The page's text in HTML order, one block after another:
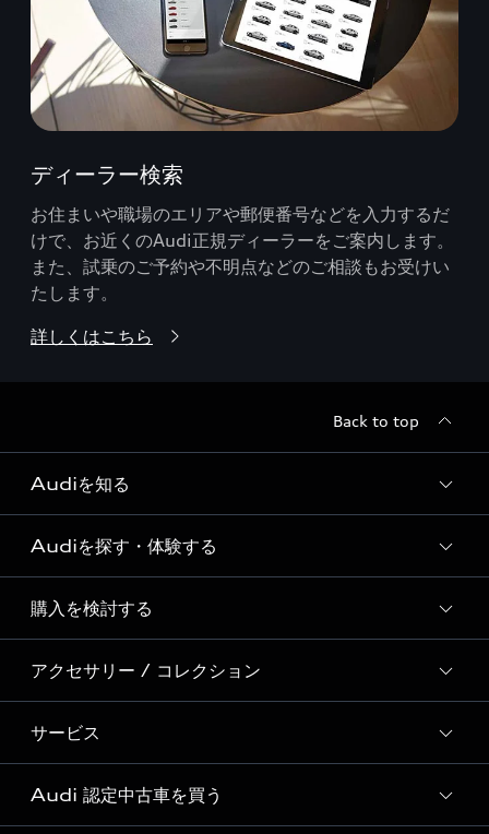
ディーラー検索
お住まいや職場のエリアや郵便番号などを入力するだ
けで、お近くのAudi正規ディーラーをご案内します。
また、試乗のご予約や不明点などのご相談もお受けい
たします。
詳しくはこちら
Back to top
Audiを知る
Audi ブランド
Story of Progress
Audi Sport
Formula 1®
デジタルサービス
Audiを探す・体験する
ディーラー検索
新車在庫検索
試乗車・展示車検索
見積り依頼
試乗予約
購入を検討する
モデル一覧
特別仕様モデル / 限定モデル
e-tronラインアップ
価格シミュレーション
アクセサリー / コレクション
純正アクセサリー
オンラインショップ
Audi collection
サービス
サービス入庫予約
Audi 認定中古車を買う